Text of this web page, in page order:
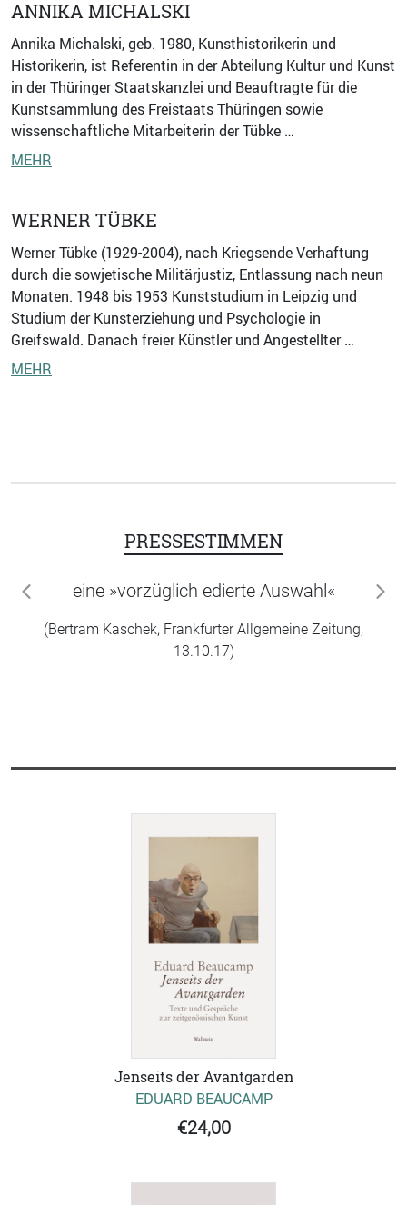
ANNIKA MICHALSKI
Annika Michalski, geb. 1980, Kunsthistorikerin und
Historikerin, ist Referentin in der Abteilung Kultur und Kunst
in der Thüringer Staatskanzlei und Beauftragte für die
Kunstsammlung des Freistaats Thüringen sowie
wissenschaftliche Mitarbeiterin der Tübke …
MEHR
WERNER TÜBKE
Werner Tübke (1929-2004), nach Kriegsende Verhaftung
durch die sowjetische Militärjustiz, Entlassung nach neun
Monaten. 1948 bis 1953 Kunststudium in Leipzig und
Studium der Kunsterziehung und Psychologie in
Greifswald. Danach freier Künstler und Angestellter …
MEHR
PRESSESTIMMEN
eine »vorzüglich edierte Auswahl«
(Bertram Kaschek, Frankfurter Allgemeine Zeitung,
13.10.17)
zurück
Jenseits der Avantgarden
EDUARD BEAUCAMP
€24,00